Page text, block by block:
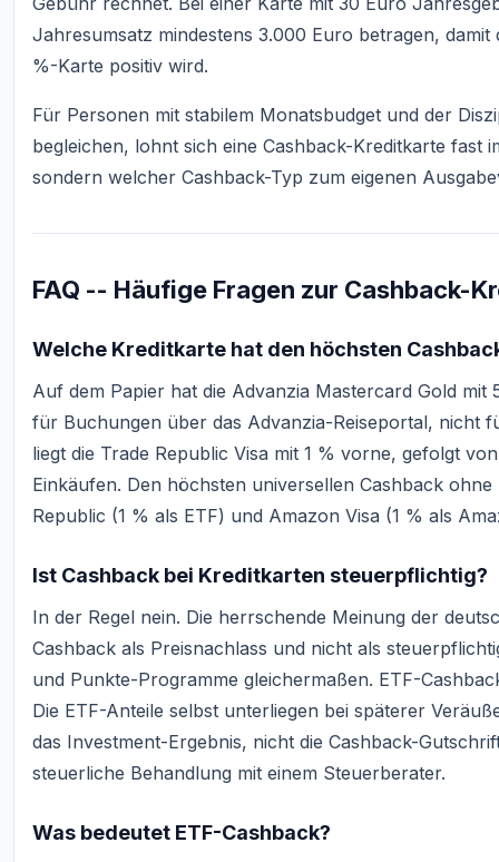
Jahresumsatz mindestens 3.000 Euro betragen,
%-Karte positiv wird.
Für Personen mit stabilem Monatsbudget und der
begleichen, lohnt sich eine Cashback-Kreditkarte fast
sondern welcher Cashback-Typ zum eigenen
FAQ -- Häufige Fragen zur Cashback-
Welche Kreditkarte hat den höchsten
Auf dem Papier hat die Advanzia Mastercard Gold
für Buchungen über das Advanzia-Reiseportal, nicht
liegt die Trade Republic Visa mit 1 % vorne, gefolgt
Einkäufen. Den höchsten universellen Cashback
Republic (1 % als ETF) und Amazon Visa (1 % als
Ist Cashback bei Kreditkarten steuerpflichtig?
In der Regel nein. Die herrschende Meinung der
Cashback als Preisnachlass und nicht als
und Punkte-Programme gleichermaßen. ETF-
Die ETF-Anteile selbst unterliegen bei späterer
das Investment-Ergebnis, nicht die Cashback-
steuerliche Behandlung mit einem Steuerberater.
Was bedeutet ETF-Cashback?